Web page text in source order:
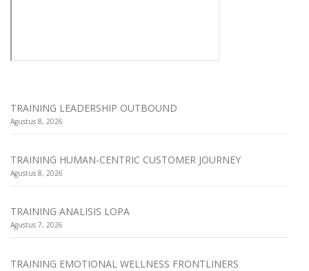
TRAINING LEADERSHIP OUTBOUND
Agustus 8, 2026
TRAINING HUMAN-CENTRIC CUSTOMER JOURNEY
Agustus 8, 2026
TRAINING ANALISIS LOPA
Agustus 7, 2026
TRAINING EMOTIONAL WELLNESS FRONTLINERS